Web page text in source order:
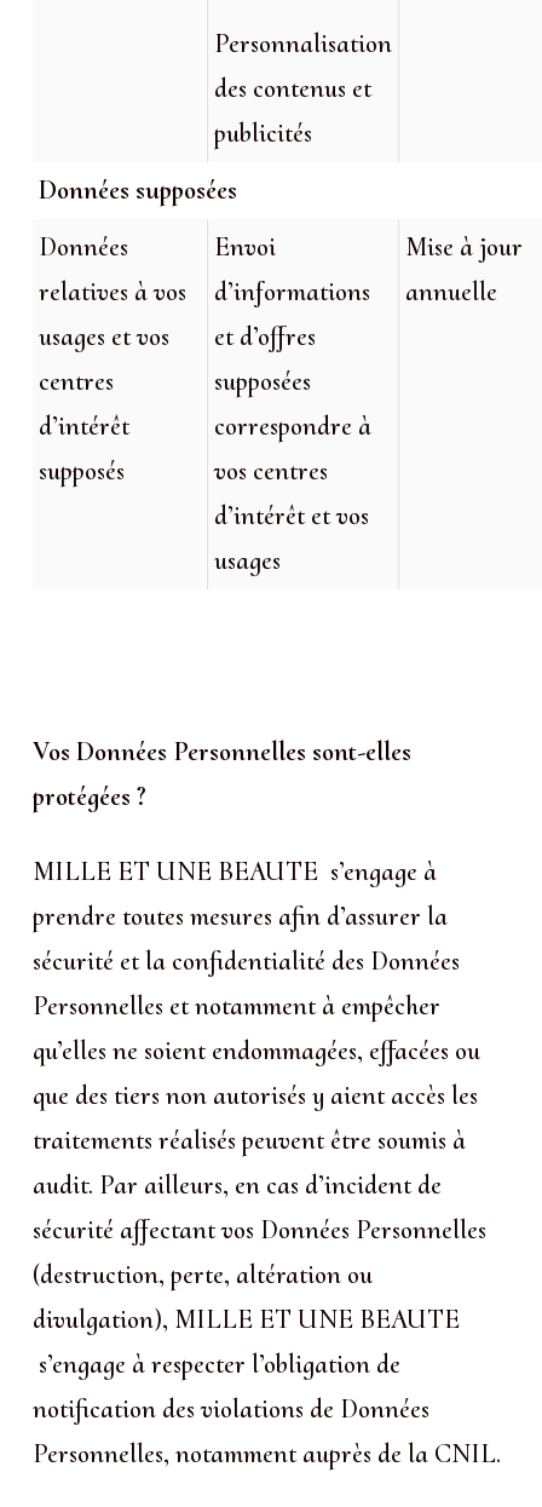
Personnalisation
des contenus et
publicités
Données supposées
Données
relatives à vos
usages et vos
centres
d’intérêt
supposés
Envoi
d’informations
et d’offres
supposées
correspondre à
vos centres
d’intérêt et vos
usages
Mise à jour
annuelle
Vos Données Personnelles sont-elles
protégées ?
MILLE ET UNE BEAUTE s’engage à
prendre toutes mesures afin d’assurer la
sécurité et la confidentialité des Données
Personnelles et notamment à empêcher
qu’elles ne soient endommagées, effacées ou
que des tiers non autorisés y aient accès les
traitements réalisés peuvent être soumis à
audit. Par ailleurs, en cas d’incident de
sécurité affectant vos Données Personnelles
(destruction, perte, altération ou
divulgation), MILLE ET UNE BEAUTE
s’engage à respecter l’obligation de
notification des violations de Données
Personnelles, notamment auprès de la CNIL.